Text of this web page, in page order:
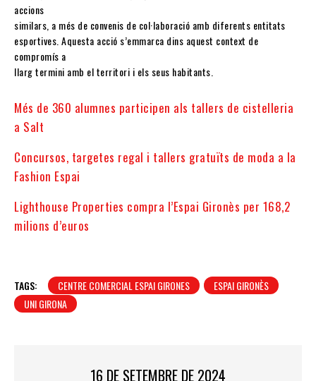
accions
similars, a més de convenis de col·laboració amb diferents entitats
esportives. Aquesta acció s’emmarca dins aquest context de
compromís a
llarg termini amb el territori i els seus habitants.
Més de 360 alumnes participen als tallers de cistelleria
a Salt
Concursos, targetes regal i tallers gratuïts de moda a la
Fashion Espai
Lighthouse Properties compra l’Espai Gironès per 168,2
milions d’euros
TAGS: CENTRE COMERCIAL ESPAI GIRONES
ESPAI GIRONÈS
UNI GIRONA
16 DE SETEMBRE DE 2024